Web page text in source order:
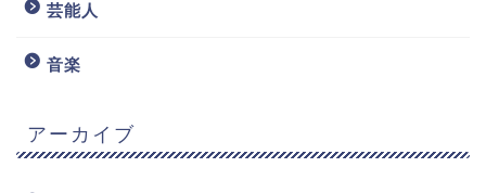
芸能人
音楽
アーカイブ